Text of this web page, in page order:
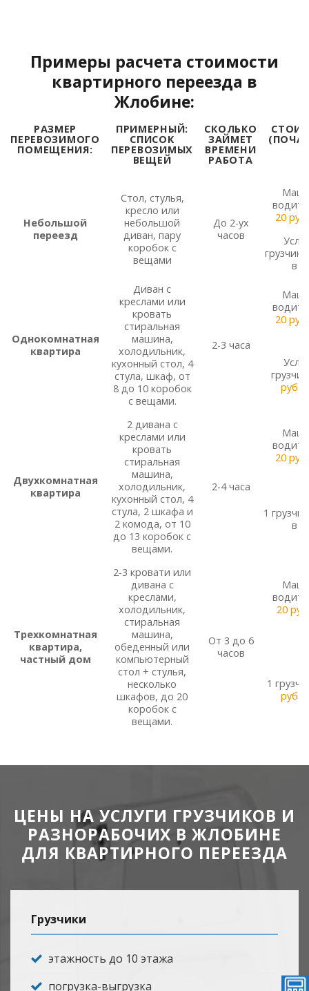
Примеры расчета стоимости
квартирного переезда в
Жлобине:
РАЗМЕР
ПЕРЕВОЗИМОГО
ПОМЕЩЕНИЯ:
ПРИМЕРНЫЙ:
СПИСОК
ПЕРЕВОЗИМЫХ
ВЕЩЕЙ
СКОЛЬКО
ЗАЙМЕТ
ВРЕМЕНИ
РАБОТА
Небольшой
переезд
Стол, стулья,
кресло или
небольшой
диван, пару
коробок с
вещами
До 2-ух
часов
20 руб.
грузчика
в
Однокомнатная
квартира
Диван с
креслами или
кровать
стиральная
машина,
холодильник,
кухонный стол, 4
стула, шкаф, от
8 до 10 коробок
с вещами.
2-3 часа
20 руб.
руб.
Двухкомнатная
квартира
2 дивана с
креслами или
кровать
стиральная
машина,
холодильник,
кухонный стол, 4
стула, 2 шкафа и
2 комода, от 10
до 13 коробок с
вещами.
2-4 часа
20 руб.
1
в
Трехкомнатная
квартира,
частный дом
2-3 кровати или
дивана с
креслами,
холодильник,
стиральная
машина,
обеденный или
компьютерный
стол + стулья,
несколько
шкафов, до 20
коробок с
вещами.
От 3 до 6
часов
20 руб.
1
руб.
ЦЕНЫ НА УСЛУГИ ГРУЗЧИКОВ И
РАЗНОРАБОЧИХ В ЖЛОБИНЕ
ДЛЯ КВАРТИРНОГО ПЕРЕЕЗДА
Грузчики
этажность до 10 этажа
погрузка-выгрузка